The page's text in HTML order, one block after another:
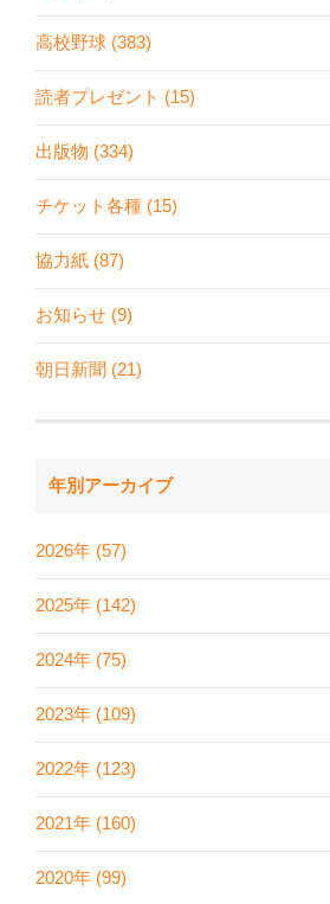
高校野球 (383)
読者プレゼント (15)
出版物 (334)
チケット各種 (15)
協力紙 (87)
お知らせ (9)
朝日新聞 (21)
年別アーカイブ
2026年 (57)
2025年 (142)
2024年 (75)
2023年 (109)
2022年 (123)
2021年 (160)
2020年 (99)